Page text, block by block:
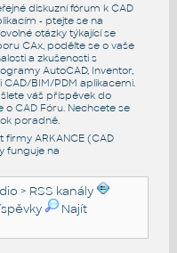
diskuzní fórum k CAD
- ptejte se na
otázky týkající se
CAx, podělte se o vaše
a zkušenosti s
AutoCAD, Inventor,
CAD/BIM/PDM aplikacemi.
váš příspěvek do
o CAD Fóru. Nechcete se
poradně.
ARKANCE (CAD
funguje na
> RSS kanály
Najít